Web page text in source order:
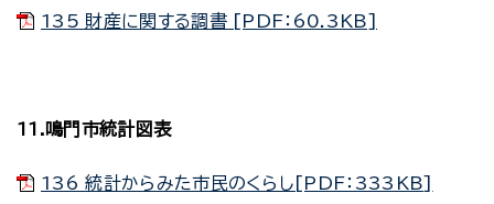
135 財産に関する調書 [PDF：60.3KB]
11.鳴門市統計図表
136 統計からみた市民のくらし[PDF：333KB]